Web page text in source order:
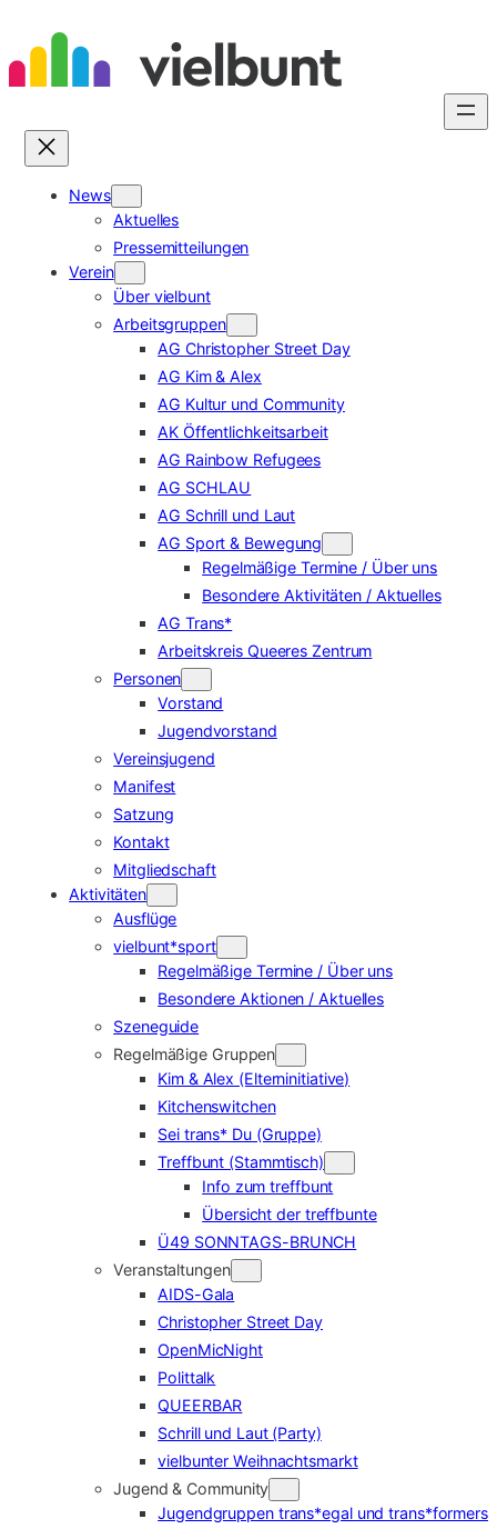
Inhalt
springen
News
Aktuelles
Pressemitteilungen
Verein
Über vielbunt
Arbeitsgruppen
AG Christopher Street Day
AG Kim & Alex
AG Kultur und Community
AK Öffentlichkeitsarbeit
AG Rainbow Refugees
AG SCHLAU
AG Schrill und Laut
AG Sport & Bewegung
Regelmäßige Termine / Über uns
Besondere Aktivitäten / Aktuelles
AG Trans*
Arbeitskreis Queeres Zentrum
Personen
Vorstand
Jugendvorstand
Vereinsjugend
Manifest
Satzung
Kontakt
Mitgliedschaft
Aktivitäten
Ausflüge
vielbunt*sport
Regelmäßige Termine / Über uns
Besondere Aktionen / Aktuelles
Szeneguide
Regelmäßige Gruppen
Kim & Alex (Elterninitiative)
Kitchenswitchen
Sei trans* Du (Gruppe)
Treffbunt (Stammtisch)
Info zum treffbunt
Übersicht der treffbunte
Ü49 SONNTAGS-BRUNCH
Veranstaltungen
AIDS-Gala
Christopher Street Day
OpenMicNight
Polittalk
QUEERBAR
Schrill und Laut (Party)
vielbunter Weihnachtsmarkt
Jugend & Community
Jugendgruppen trans*egal und trans*formers